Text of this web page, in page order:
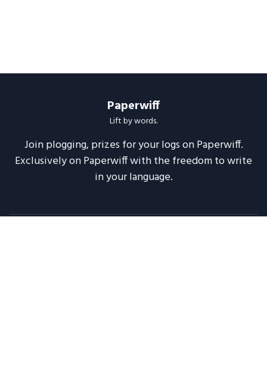
Paperwiff
Lift by words.
Join plogging, prizes for your logs on Paperwiff.
Exclusively on Paperwiff with the freedom to write
in your language.